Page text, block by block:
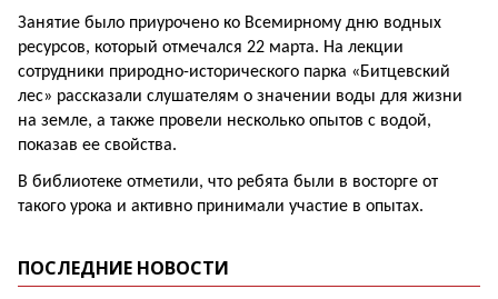
Занятие было приурочено ко Всемирному дню водных
ресурсов, который отмечался 22 марта. На лекции
сотрудники природно-исторического парка «Битцевский
лес» рассказали слушателям о значении воды для жизни
на земле, а также провели несколько опытов с водой,
показав ее свойства.
В библиотеке отметили, что ребята были в восторге от
такого урока и активно принимали участие в опытах.
ПОСЛЕДНИЕ НОВОСТИ